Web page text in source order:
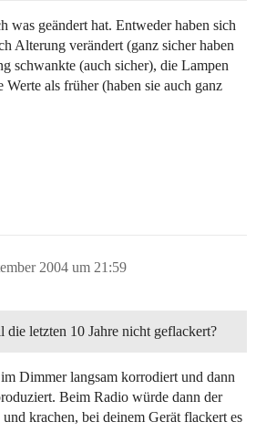
was geändert hat. Entweder haben sich
Alterung verändert (ganz sicher haben
schwankte (auch sicher), die Lampen
Werte als früher (haben sie auch ganz
2004 um 21:59
die letzten 10 Jahre nicht geflackert?
Dimmer langsam korrodiert und dann
Beim Radio würde dann der
krachen, bei deinem Gerät flackert es